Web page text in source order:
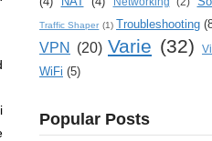
Traffic Shaper (1) Troubleshooting
VPN (20) Varie (32)
WiFi (5)
Popular Posts